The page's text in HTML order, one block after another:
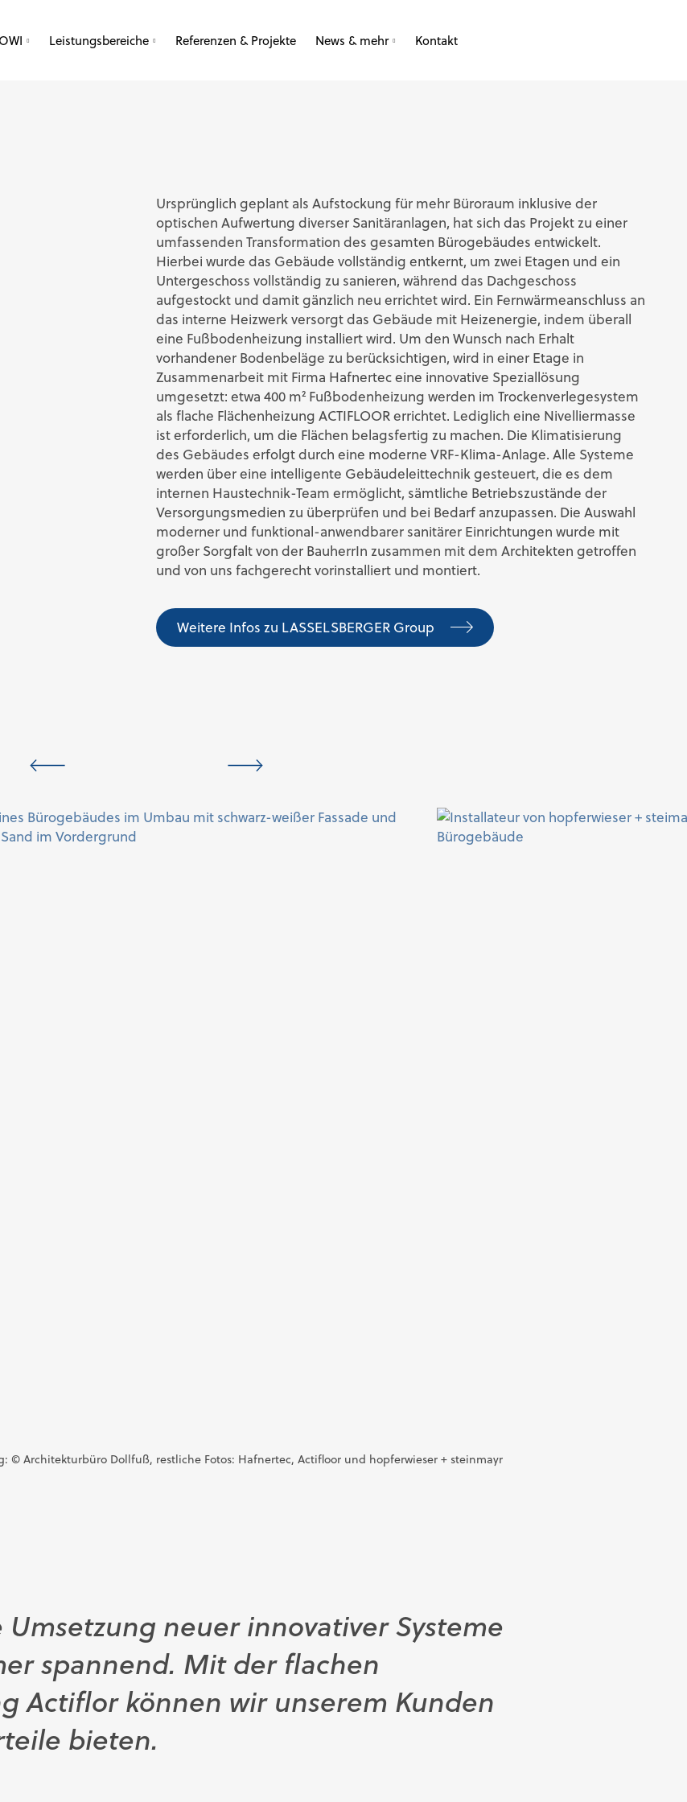
Leistungsbereiche Referenzen & Projekte News & mehr Kontakt
Ursprünglich geplant als Aufstockung für mehr Büroraum inklusive der
optischen Aufwertung diverser Sanitäranlagen, hat sich das Projekt zu einer
umfassenden Transformation des gesamten Bürogebäudes entwickelt.
Hierbei wurde das Gebäude vollständig entkernt, um zwei Etagen und ein
Untergeschoss vollständig zu sanieren, während das Dachgeschoss
aufgestockt und damit gänzlich neu errichtet wird. Ein Fernwärmeanschluss an
das interne Heizwerk versorgt das Gebäude mit Heizenergie, indem überall
eine Fußbodenheizung installiert wird. Um den Wunsch nach Erhalt
vorhandener Bodenbeläge zu berücksichtigen, wird in einer Etage in
Zusammenarbeit mit Firma Hafnertec eine innovative Speziallösung
umgesetzt: etwa 400 m² Fußbodenheizung werden im Trockenverlegesystem
als flache Flächenheizung ACTIFLOOR errichtet. Lediglich eine Nivelliermasse
ist erforderlich, um die Flächen belagsfertig zu machen. Die Klimatisierung
des Gebäudes erfolgt durch eine moderne VRF-Klima-Anlage. Alle Systeme
werden über eine intelligente Gebäudeleittechnik gesteuert, die es dem
internen Haustechnik-Team ermöglicht, sämtliche Betriebszustände der
Versorgungsmedien zu überprüfen und bei Bedarf anzupassen. Die Auswahl
moderner und funktional-anwendbarer sanitärer Einrichtungen wurde mit
großer Sorgfalt von der BauherrIn zusammen mit dem Architekten getroffen
und von uns fachgerecht vorinstalliert und montiert.
Weitere Infos zu LASSELSBERGER Group
© Architekturbüro Dollfuß, restliche Fotos: Hafnertec, Actifloor und hopferwieser + steinmayr
neuer innovativer Systeme
spannend. Mit der flachen
Actiflor können wir unserem Kunden
bieten.